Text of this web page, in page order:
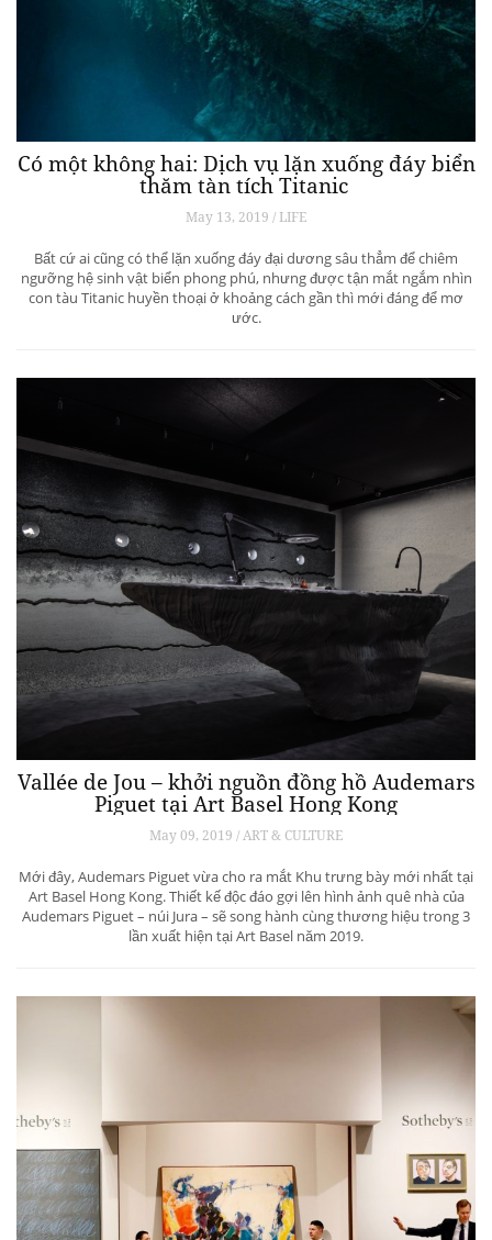
Có một không hai: Dịch vụ lặn xuống đáy biển
thăm tàn tích Titanic
May 13, 2019 / LIFE
Bất cứ ai cũng có thể lặn xuống đáy đại dương sâu thẳm để chiêm
ngưỡng hệ sinh vật biển phong phú, nhưng được tận mắt ngắm nhìn
con tàu Titanic huyền thoại ở khoảng cách gần thì mới đáng để mơ
ước.
Vallée de Jou – khởi nguồn đồng hồ Audemars
Piguet tại Art Basel Hong Kong
May 09, 2019 / ART & CULTURE
Mới đây, Audemars Piguet vừa cho ra mắt Khu trưng bày mới nhất tại
Art Basel Hong Kong. Thiết kế độc đáo gợi lên hình ảnh quê nhà của
Audemars Piguet – núi Jura – sẽ song hành cùng thương hiệu trong 3
lần xuất hiện tại Art Basel năm 2019.